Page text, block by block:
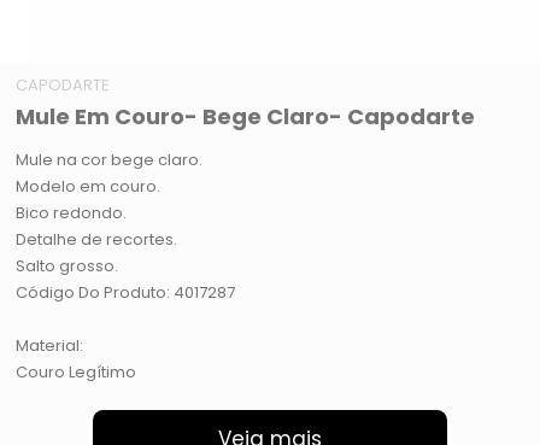
CAPODARTE
Mule Em Couro- Bege Claro- Capodarte
Mule na cor bege claro.
Modelo em couro.
Bico redondo.
Detalhe de recortes.
Salto grosso.
Código Do Produto: 4017287
Material:
Couro Legítimo